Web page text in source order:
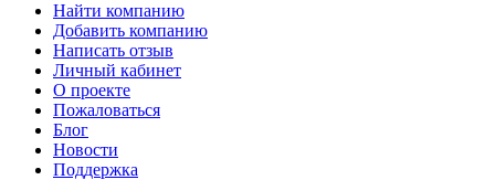
Найти компанию
Добавить компанию
Написать отзыв
Личный кабинет
О проекте
Пожаловаться
Блог
Новости
Поддержка